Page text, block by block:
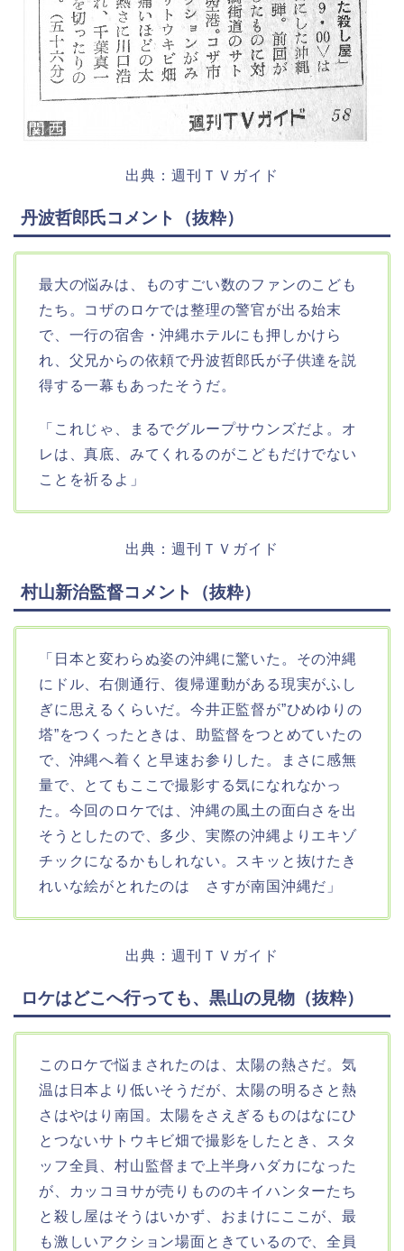
出典：週刊ＴＶガイド
丹波哲郎氏コメント（抜粋）
最大の悩みは、ものすごい数のファンのこども
たち。コザのロケでは整理の警官が出る始末
で、一行の宿舎・沖縄ホテルにも押しかけら
れ、父兄からの依頼で丹波哲郎氏が子供達を説
得する一幕もあったそうだ。
「これじゃ、まるでグループサウンズだよ。オ
レは、真底、みてくれるのがこどもだけでない
ことを祈るよ」
出典：週刊ＴＶガイド
村山新治監督コメント（抜粋）
「日本と変わらぬ姿の沖縄に驚いた。その沖縄
にドル、右側通行、復帰運動がある現実がふし
ぎに思えるくらいだ。今井正監督が”ひめゆりの
塔”をつくったときは、助監督をつとめていたの
で、沖縄へ着くと早速お参りした。まさに感無
量で、とてもここで撮影する気になれなかっ
た。今回のロケでは、沖縄の風土の面白さを出
そうとしたので、多少、実際の沖縄よりエキゾ
チックになるかもしれない。スキッと抜けたき
れいな絵がとれたのは さすが南国沖縄だ」
出典：週刊ＴＶガイド
ロケはどこへ行っても、黒山の見物（抜粋）
このロケで悩まされたのは、太陽の熱さだ。気
温は日本より低いそうだが、太陽の明るさと熱
さはやはり南国。太陽をさえぎるものはなにひ
とつないサトウキビ畑で撮影をしたとき、スタ
ッフ全員、村山監督まで上半身ハダカになった
が、カッコヨサが売りもののキイハンターたち
と殺し屋はそうはいかず、おまけにここが、最
も激しいアクション場面ときているので、全員